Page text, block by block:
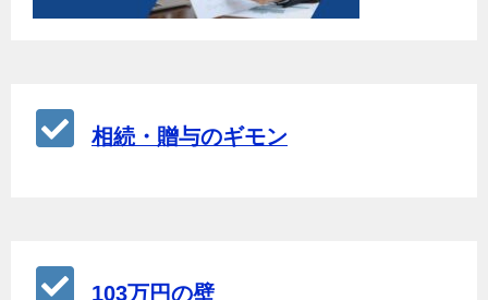
相続・贈与のギモン
103万円の壁